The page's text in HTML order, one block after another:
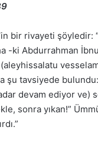
bir rivayeti şöyledir:
-ki Abdurrahman İbnu
şu tavsiyede
devam ediyor ve)
sonra yıkan!”